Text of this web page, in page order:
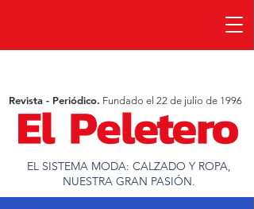
EL SISTEMA MODA: CALZADO Y ROPA,
NUESTRA GRAN PASIÓN.
Revista - Periódico. Fundado el 22 de julio de 1996